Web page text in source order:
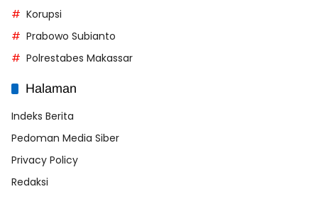
Korupsi
Prabowo Subianto
Polrestabes Makassar
Halaman
Indeks Berita
Pedoman Media Siber
Privacy Policy
Redaksi